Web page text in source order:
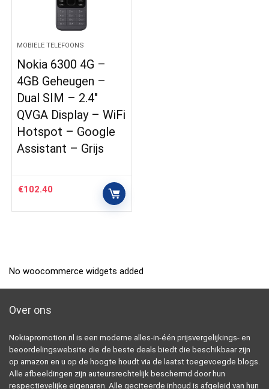
MOBIELE TELEFOONS
Nokia 6300 4G –
4GB Geheugen –
Dual SIM – 2.4″
QVGA Display – WiFi
Hotspot – Google
Assistant – Grijs
€102.40
No woocommerce widgets added
Over ons
Nokiapromotion.nl is een moderne alles-in-één prijsvergelijkings- en
beoordelingswebsite die de beste deals biedt die beschikbaar zijn
op amazon en u op de hoogte houdt via de laatst toegevoegde blogs.
Alle afbeeldingen zijn auteursrechtelijk beschermd door hun
respectievelijke eigenaren. Alle geciteerde inhoud is afgeleid van hun